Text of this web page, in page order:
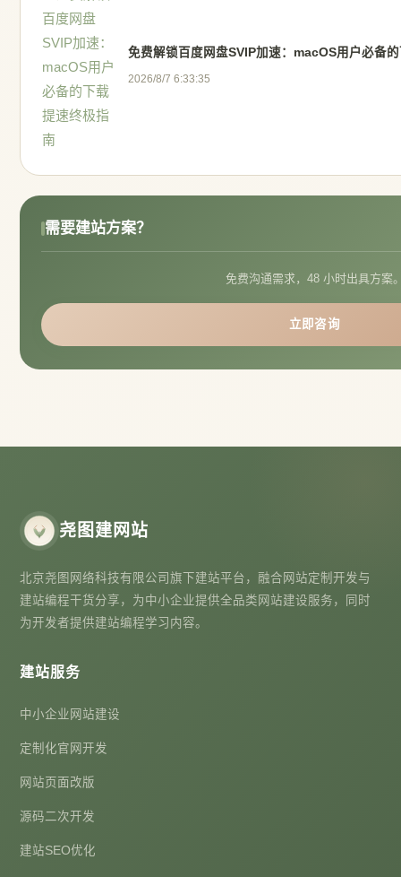
免费解锁百度网盘SVIP加速：macOS用户必备
2026/8/7 6:33:35
需要建站方案？
免费沟通需求，48 小时出具方案
立即咨询
尧图建网站
北京尧图网络科技有限公司旗下建站平台，融合网站定制开发与
建站编程干货分享，为中小企业提供全品类网站建设服务，同时
为开发者提供建站编程学习内容。
建站服务
中小企业网站建设
定制化官网开发
网站页面改版
源码二次开发
建站SEO优化